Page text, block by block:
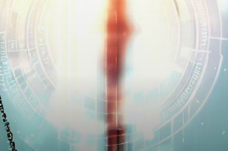
de paiement de premier plan
basé sur la technologie
blockchain, a exprimé son
optimisme…